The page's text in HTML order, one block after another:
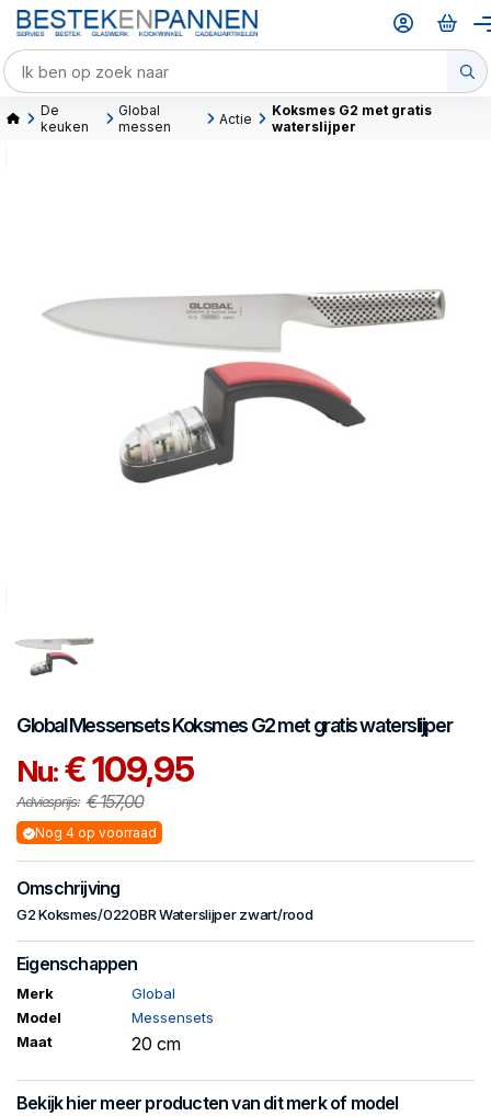
De
keuken
Global
messen
Actie
Koksmes G2 met gratis
waterslijper
GlobalMessensetsKoksmes G2 met gratis waterslijper
Nu:€ 109,95
Adviesprijs: € 157,00
Nog 4 op voorraad
Omschrijving
G2 Koksmes/0220BR Waterslijper zwart/rood
Eigenschappen
Merk
Global
Model
Messensets
Maat
20 cm
Bekijk hier meer producten van dit merk of model